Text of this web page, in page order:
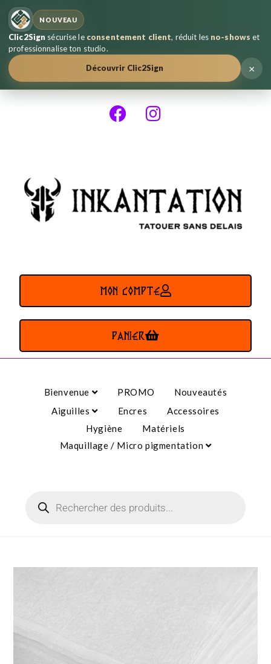
NOUVEAU
Clic2Sign sécurise le consentement client, réduit les no-shows et
professionnalise ton studio.
Découvrir Clic2Sign
×
MON COMPTE
PANIER
Bienvenue PROMO
Nouveautés
Aiguilles
Encres
Accessoires
Hygiène
Matériels
Maquillage / Micro pigmentation